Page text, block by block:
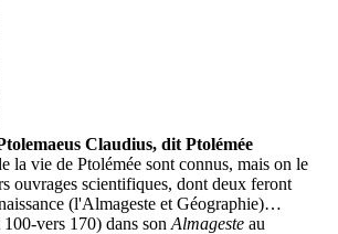
Claudius, dit Ptolémée
la vie de Ptolémée sont connus, mais on le
ouvrages scientifiques, dont deux feront
(l'Almageste et Géographie)…
vers 170) dans son Almageste au